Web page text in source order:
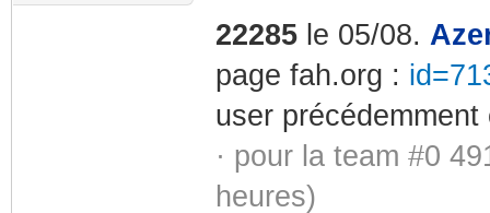
22285le 05/08.
page fah.org :
user
· pour la team #0
heures)